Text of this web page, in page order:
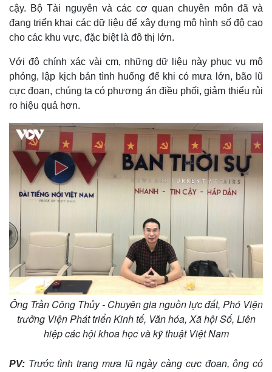
cậy. Bộ Tài nguyên và các cơ quan chuyên môn đã và
đang triển khai các dữ liệu để xây dựng mô hình số độ cao
cho các khu vực, đặc biệt là đô thị lớn.
Với độ chính xác vài cm, những dữ liệu này phục vụ mô
phỏng, lập kịch bản tình huống để khi có mưa lớn, bão lũ
cực đoan, chúng ta có phương án điều phối, giảm thiểu rủi
ro hiệu quả hơn.
Ông Trần Công Thủy - Chuyên gia nguồn lực đất, Phó Viện
trưởng Viện Phát triển Kinh tế, Văn hóa, Xã hội Số, Liên
hiệp các hội khoa học và kỹ thuật Việt Nam
PV: Trước tình trạng mưa lũ ngày càng cực đoan, ông có